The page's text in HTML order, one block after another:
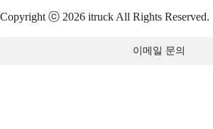
Copyright ⓒ 2026 itruck All Rights Reserved.
이메일 문의